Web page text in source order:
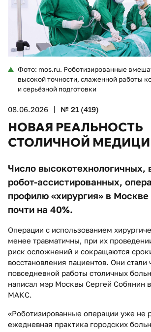
Фото: mos.ru. Роботизированные
высокой точности, слаженной работы
и серьёзной подготовки
08.06.2026 № 21 (419)
НОВАЯ РЕАЛЬНОСТЬ
СТОЛИЧНОЙ
Число высокотехнологичных,
робот-ассистированных,
профилю «хирургия» в
почти на 40%.
Операции с использованием
менее травматичны, при их
риск осложнений и сокращаются
восстановления пациентов. Они стали
повседневной работы столичных
написал мэр Москвы Сергей Собянин
МАКС.
«Роботизированные операции уже не
ежедневная практика городских